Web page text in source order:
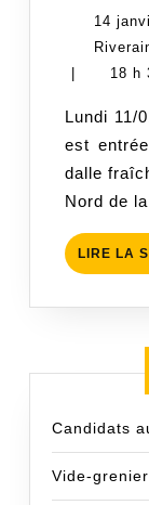
14
18 h
Lundi 11/01/2021 en journée : une personne
est
dalle
Nord de
LIRE LA
Candidats
Vide-